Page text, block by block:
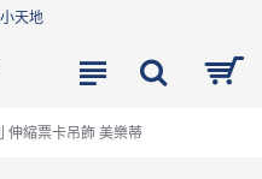
天地
伸縮票卡吊飾 美樂蒂